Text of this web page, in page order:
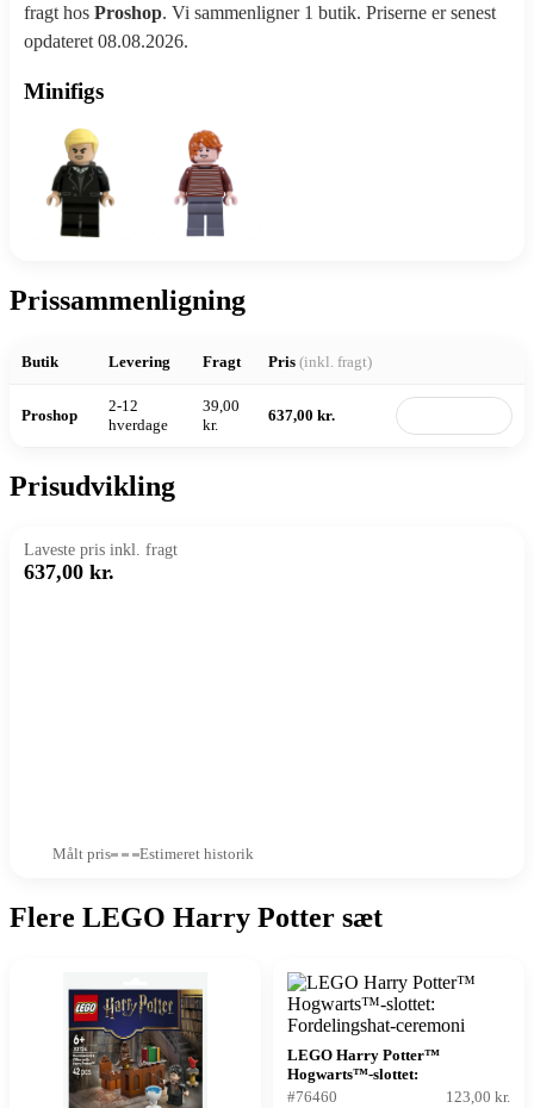
fragt hos Proshop. Vi sammenligner 1 butik. Priserne er senest
opdateret 08.08.2026.
Minifigs
Prissammenligning
Butik Levering Fragt Pris (inkl. fragt)
Proshop
2-12
hverdage
39,00
kr.
637,00 kr.
Prisudvikling
Laveste pris inkl. fragt
637,00 kr.
Målt pris Estimeret historik
Flere LEGO Harry Potter sæt
LEGO Harry Potter™
Hogwarts™-slottet:
Fordelingshat-ceremoni
#76460 123,00 kr.